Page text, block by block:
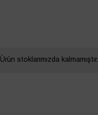
Ürün stoklarımızda kalmamıştır.